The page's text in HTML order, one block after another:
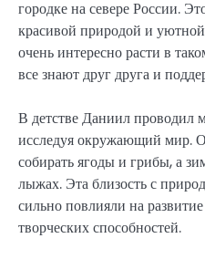
городке на севере России.
красивой природой и
очень интересно расти в
все знают друг друга и
В детстве Даниил проводил
исследуя окружающий мир.
собирать ягоды и грибы, а
лыжах. Эта близость с
сильно повлияли на
творческих способностей.